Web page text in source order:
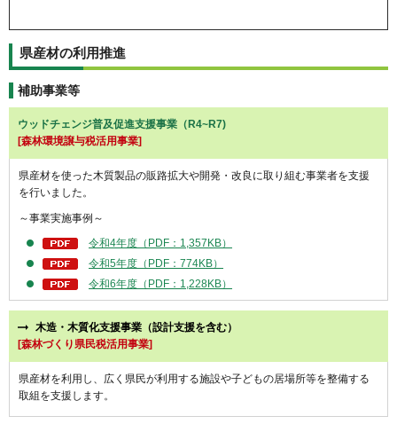
県産材の利用推進
補助事業等
ウッドチェンジ普及促進支援事業（R4~R7)
[森林環境譲与税活用事業]
県産材を使った木質製品の販路拡大や開発・改良に取り組む事業者を支援
を行いました。
～事業実施事例～
令和4年度（PDF：1,357KB）
令和5年度（PDF：774KB）
令和6年度（PDF：1,228KB）
木造・木質化支援事業（設計支援を含む）
[森林づくり県民税活用事業]
県産材を利用し、広く県民が利用する施設や子どもの居場所等を整備する
取組を支援します。